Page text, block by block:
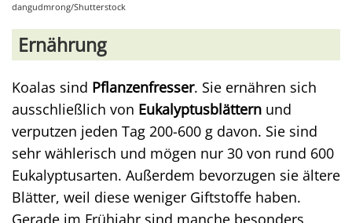
dangudmrong/Shutterstock
Ernährung
Koalas sind Pflanzenfresser. Sie ernähren sich
ausschließlich von Eukalyptusblättern und
verputzen jeden Tag 200-600 g davon. Sie sind
sehr wählerisch und mögen nur 30 von rund 600
Eukalyptusarten. Außerdem bevorzugen sie ältere
Blätter, weil diese weniger Giftstoffe haben.
Gerade im Frühjahr sind manche besonders